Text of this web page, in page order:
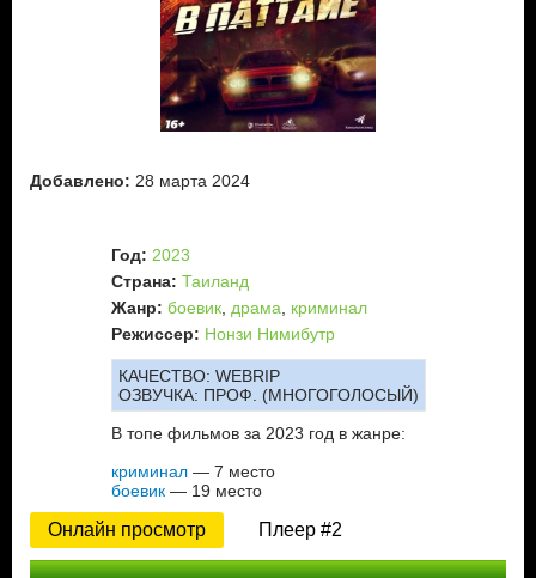
Добавлено: 28 марта 2024
Год: 2023
Страна: Таиланд
Жанр: боевик, драма
криминал
Режиссер: Нонзи Нимибутр
КАЧЕСТВО: WEBRIP
ОЗВУЧКА: ПРОФ. (МНОГОГОЛОСЫЙ)
В топе фильмов за 2023 год в жанре:
криминал— 7 место
боевик— 19 место
Онлайн просмотр Плеер #2